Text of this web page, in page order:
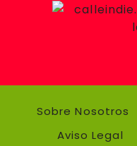
Sobre Nosotros
Aviso Legal